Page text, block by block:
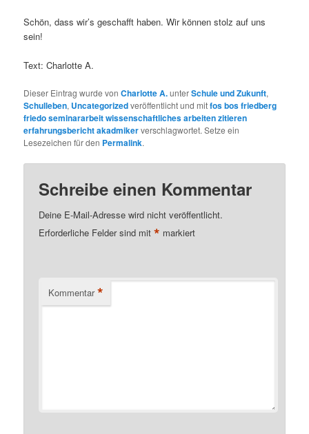
Schön, dass wir’s geschafft haben. Wir können stolz auf uns
sein!
Text: Charlotte A.
Dieser Eintrag wurde vonCharlotte A.unterSchule und Zukunft,
Schulleben, Uncategorizedveröffentlicht und mitfos bos friedberg
friedo seminararbeit wissenschaftliches arbeiten zitieren
erfahrungsbericht akadmikerverschlagwortet. Setze ein
Lesezeichen für den Permalink.
Schreibe einen Kommentar
Deine E-Mail-Adresse wird nicht veröffentlicht.
Erforderliche Felder sind mit* markiert
Kommentar *